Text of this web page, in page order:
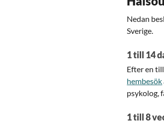
Nedan
Sverige.
1 till 14
Efter en
hembesök
psykolog,
1 till 8